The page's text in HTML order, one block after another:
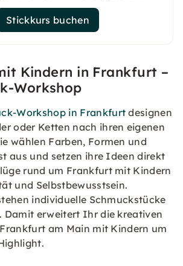
Stickkurs buchen
Kindern in Frankfurt –
Workshop
Workshop in Frankfurt designen
oder Ketten nach ihren eigenen
wählen Farben, Formen und
aus und setzen ihre Ideen direkt
rund um Frankfurt mit Kindern
und Selbstbewusstsein.
individuelle Schmuckstücke
Damit erweitert Ihr die kreativen
am Main mit Kindern um